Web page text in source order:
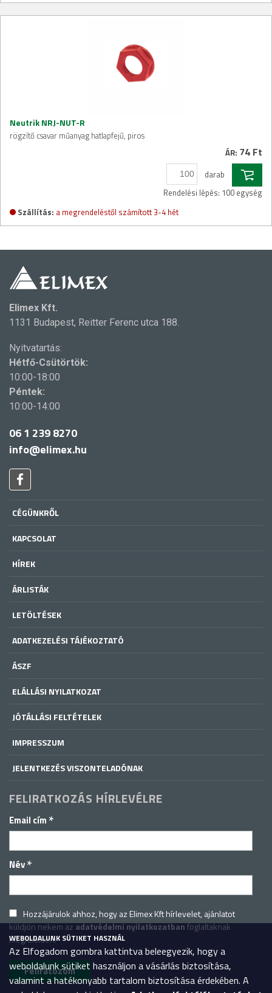
Neutrik NRJ-NUT-R
rögzítő csavar műanyag hatlapfejű, piros
ÁR: 74 Ft
darab
Rendelési lépés: 100 egység
Szállítás: a megrendeléstől számított 3-4 hét
Elimex Kft.
1131 Budapest, Reitter Ferenc utca 188.
Nyitvatartás:
Hétfő-Csütörtök:
10:00-18:00
Péntek:
10:00-14:00
06 1 239 8270
info@elimex.hu
CÉGÜNKRŐL
KAPCSOLAT
HÍREK
ÁRLISTÁK
LETÖLTÉSEK
ADATKEZELÉSI TÁJÉKOZTATÓ
ÁSZF
ELÁLLÁSI NYILATKOZAT
JÓTÁLLÁSI FELTÉTELEK
IMPRESSZUM
JELENTKEZÉS VISZONTELADÓNAK
FELIRATKOZÁS HÍRLEVÉLRE
Email cím *
Név*
Hozzájárulok ahhoz, hogy az Elimex Kft hírlevelet, ajánlatot
küldjön nekem azadatvédelmi nyilatkozatbanfoglaltaknak
megfelelően.
WEBOLDALUNK SÜTIKET HASZNÁL
Az Elfogadom gombra kattintva beleegyezik, hogy a
weboldalunk sütiket használjon a vásárlás biztosítása,
valamint a hatékonyabb tartalom biztosítása érdekében. A